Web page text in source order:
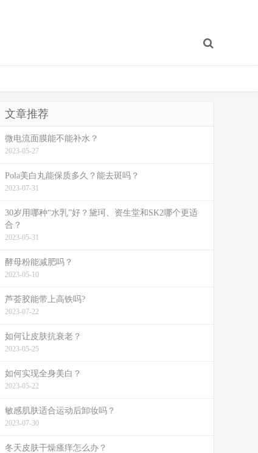
文章推荐
微电流面膜能不能补水？
2023-05-27
Pola美白丸能保质多久？能去斑吗？
2023-07-31
30岁用哪种“水乳”好？黛珂、资生堂和SK2哪个更适
合？
2023-05-31
酵母粉能减肥吗？
2023-05-10
芦荟胶能带上高铁吗?
2023-07-22
如何让皮肤抗衰老？
2023-05-25
如何实现全身美白？
2023-05-22
敏感肌肤适合运动后卸妆吗？
2023-07-30
冬天皮肤干燥瘙痒怎么办？